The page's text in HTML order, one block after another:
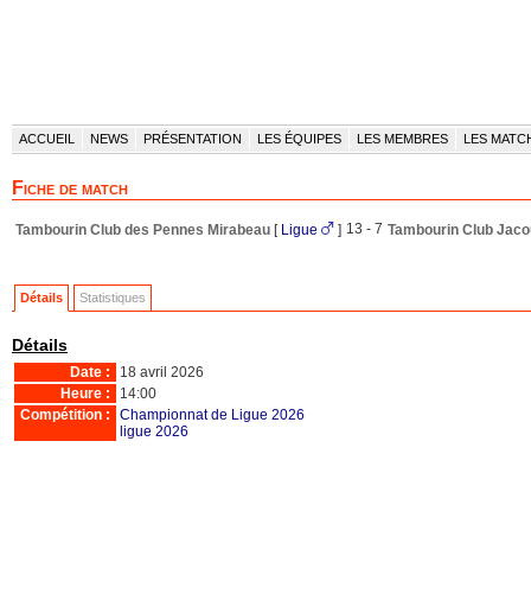
ACCUEIL NEWS PRÉSENTATION LES ÉQUIPES LES MEMBRES LES
Fiche de match
Tambourin Club des Pennes Mirabeau [ Ligue ] 13 - 7 Tambourin Club
Détails Statistiques
Détails
Date :
18 avril 2026
Heure :
14:00
Compétition :
Championnat de Ligue 2026
ligue 2026